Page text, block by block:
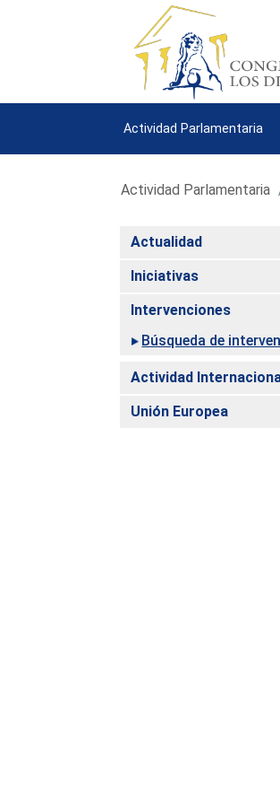
Actividad Parlamentaria
Actividad Parlamentaria
Actualidad
Iniciativas
Intervenciones
Búsqueda de
Actividad
Unión Europea